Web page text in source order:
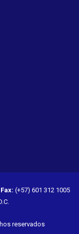
Fax: (+57) 601 312 1005
reservados